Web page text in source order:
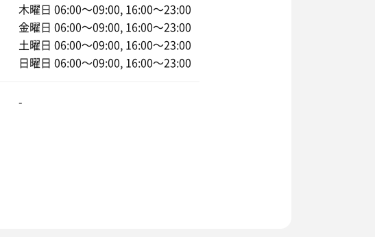
木曜日 06:00〜09:00, 16:00〜23:00
金曜日 06:00〜09:00, 16:00〜23:00
土曜日 06:00〜09:00, 16:00〜23:00
日曜日 06:00〜09:00, 16:00〜23:00
-